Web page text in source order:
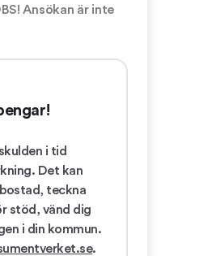
Ansökan är inte
i tid
Det kan
teckna
stöd, vänd dig
i din kommun.
.